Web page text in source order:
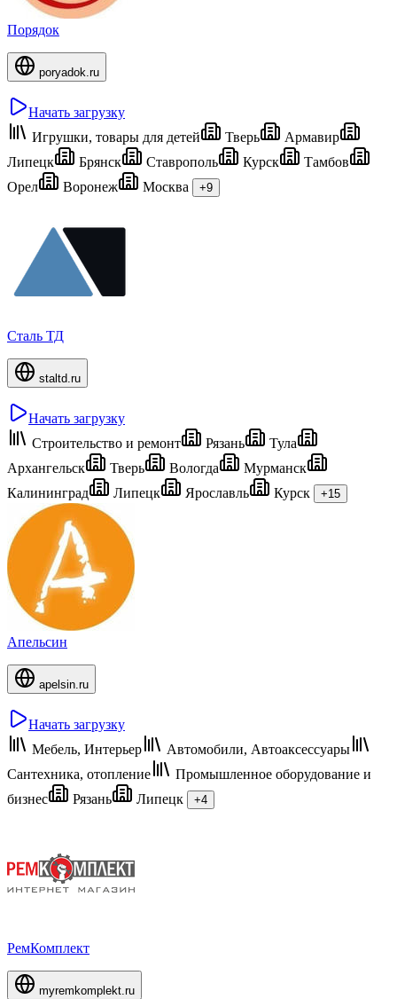
Порядок
poryadok.ru
Начать загрузку
Игрушки, товары для детей
Тверь
Армавир
Липецк
Брянск Ставрополь Курск
Тамбов
Орел
Воронеж Москва +9
Сталь ТД
staltd.ru
Начать загрузку
Строительство и ремонт
Рязань
Тула
Архангельск
Тверь Вологда
Мурманск
Калининград
Липецк Ярославль Курск +15
Апельсин
apelsin.ru
Начать загрузку
Мебель, Интерьер
Автомобили, Автоаксессуары
Сантехника, отопление
Промышленное оборудование и
бизнес
Рязань Липецк +4
РемКомплект
myremkomplekt.ru